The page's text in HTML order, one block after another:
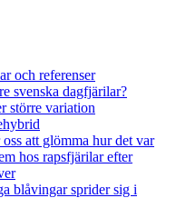
och referenser
svenska dagfjärilar?
större variation
att glömma hur det var
hos rapsfjärilar efter
blåvingar sprider sig i